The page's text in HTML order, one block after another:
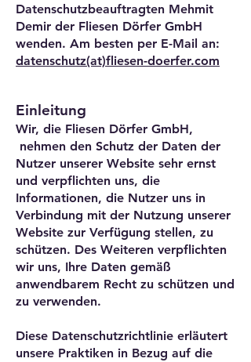
Datenschutzbeauftragten Mehmit
Demir der Fliesen Dörfer GmbH
wenden. Am besten per E-Mail an:
datenschutz(at)fliesen-doerfer.com
Einleitung
Wir, die Fliesen Dörfer GmbH,
nehmen den Schutz der Daten der
Nutzer unserer Website sehr ernst
und verpflichten uns, die
Informationen, die Nutzer uns in
Verbindung mit der Nutzung unserer
Website zur Verfügung stellen, zu
schützen. Des Weiteren verpflichten
wir uns, Ihre Daten gemäß
anwendbarem Recht zu schützen und
zu verwenden.
Diese Datenschutzrichtlinie erläutert
unsere Praktiken in Bezug auf die